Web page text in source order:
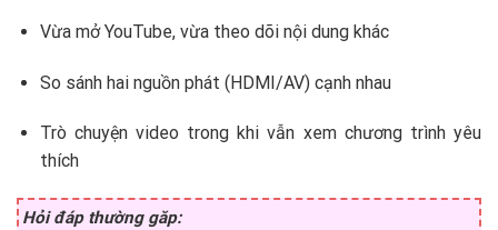
Vừa mở YouTube, vừa theo dõi nội dung khác
So sánh hai nguồn phát (HDMI/AV) cạnh nhau
Trò chuyện video trong khi vẫn xem chương trình yêu
thích
Hỏi đáp thường găp: